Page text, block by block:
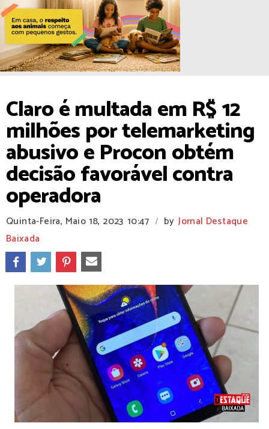
Claro é multada em R$ 12
milhões por telemarketing
abusivo e Procon obtém
decisão favorável contra
operadora
Quinta-Feira, Maio 18, 2023 10:47 / by Jornal Destaque
Baixada